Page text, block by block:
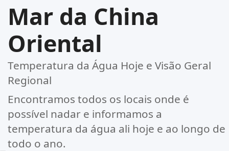
Mar da China
Oriental
Temperatura da Água Hoje e Visão Geral
Regional
Encontramos todos os locais onde é
possível nadar e informamos a
temperatura da água ali hoje e ao longo de
todo o ano.